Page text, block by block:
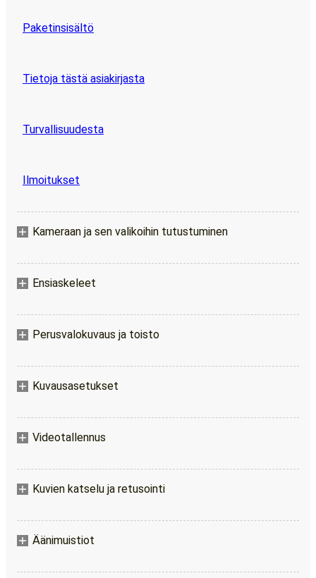
Paketinsisältö
Tietoja tästä asiakirjasta
Turvallisuudesta
Ilmoitukset
Kameraan ja sen valikoihin tutustuminen
Ensiaskeleet
Perusvalokuvaus ja toisto
Kuvausasetukset
Videotallennus
Kuvien katselu ja retusointi
Äänimuistiot